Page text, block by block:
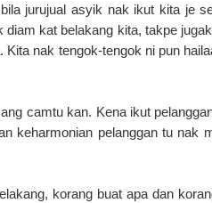
jurujual asyik nak ikut kita je
kat belakang kita, takpe
nak tengok-tengok ni pun
camtu kan. Kena ikut
keharmonian pelanggan tu nak
korang buat apa dan